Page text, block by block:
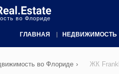
во Флориде
ГЛАВНАЯ НЕДВИЖИМОСТЬ
во Флориде › ЖК